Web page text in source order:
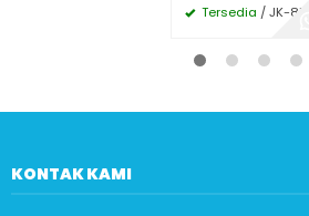
Tersedia / JK-818
KONTAK KAMI